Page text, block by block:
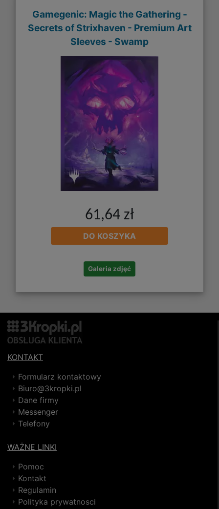
Gamegenic: Magic the Gathering -
Secrets of Strixhaven - Premium Art
Sleeves - Swamp
61,64 zł
DO KOSZYKA
Galeria zdjęć
KONTAKT
Formularz kontaktowy
Biuro@3kropki.pl
Dane firmy
Messenger
Telefony
WAŻNE LINKI
Pomoc
Kontakt
Regulamin
Polityka prywatnosci